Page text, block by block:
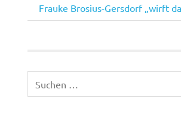
Nächster
Beitrag:
Frauke Brosius-Gersdorf „wirft
nach: